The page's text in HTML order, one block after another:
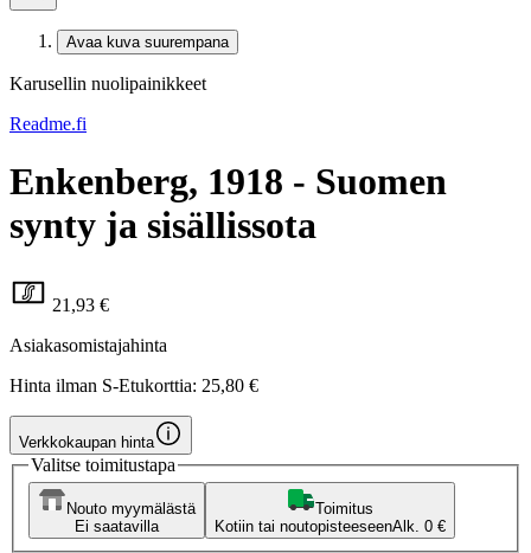
Avaa kuva suurempana
Karusellin nuolipainikkeet
Readme.fi
Enkenberg, 1918 - Suomen
synty ja sisällissota
21,93 €
Asiakasomistajahinta
Hinta ilman S-Etukorttia: 25,80 €
Verkkokaupan hinta
Valitse toimitustapa
Nouto myymälästä
Ei saatavilla
Toimitus
Kotiin tai noutopisteeseenAlk. 0 €